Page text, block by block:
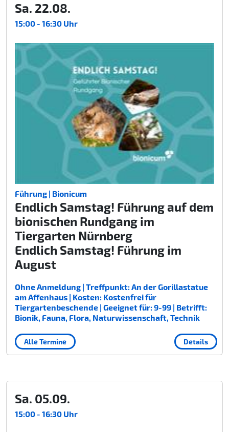
Sa. 22.08.
15:00 - 16:30 Uhr
Führung | Bionicum
Endlich Samstag! Führung auf dem
bionischen Rundgang im
Tiergarten Nürnberg
Endlich Samstag! Führung im
August
Ohne Anmeldung | Treffpunkt: An der Gorillastatue
am Affenhaus | Kosten: Kostenfrei für
Tiergartenbeschende | Geeignet für: 9-99 | Betrifft:
Bionik, Fauna, Flora, Naturwissenschaft, Technik
Details
Alle Termine
Sa. 05.09.
15:00 - 16:30 Uhr